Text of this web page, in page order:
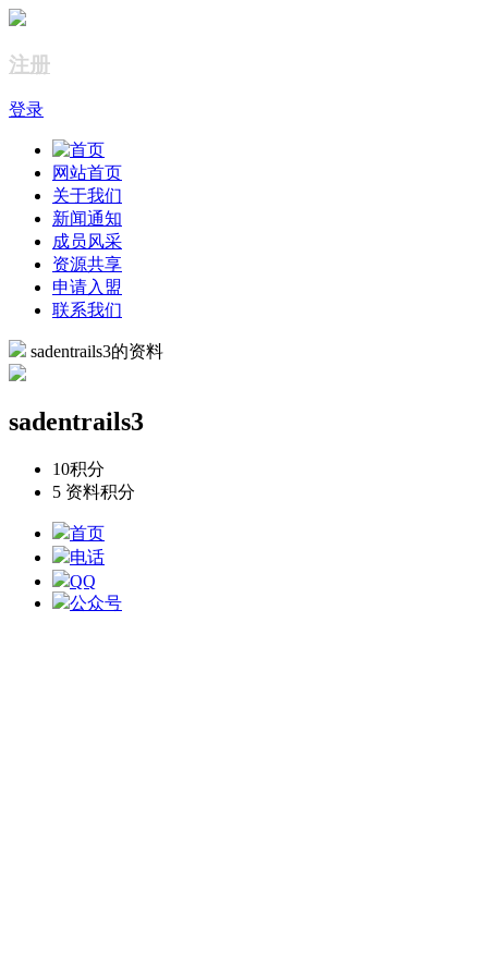
注册
登录
网站首页
关于我们
新闻通知
成员风采
资源共享
申请入盟
联系我们
sadentrails3的资料
sadentrails3
10积分
5 资料积分
首页
电话
QQ
公众号